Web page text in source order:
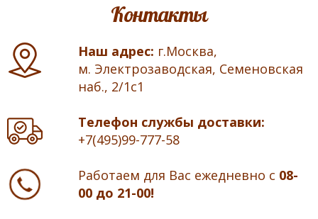
Контакты
Наш адрес: г.Москва,
м. Электрозаводская, Семеновская
наб., 2/1с1
Телефон службы доставки:
+7(495)99-777-58
Работаем для Вас ежедневно с 08-
00 до 21-00!